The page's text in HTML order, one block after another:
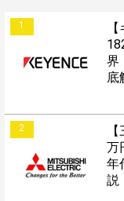
1
界
底
2
万
年
説